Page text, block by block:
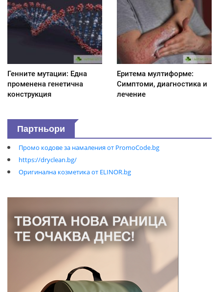
Генните мутации: Една
променена генетична
конструкция
Еритема мултиформе:
Симптоми, диагностика и
лечение
Партньори
Промо кодове за намаления от PromoCode.bg
https://dryclean.bg/
Оригинална козметика от ELINOR.bg